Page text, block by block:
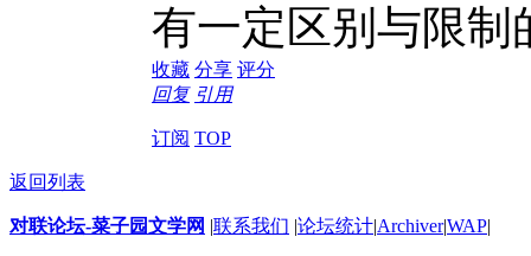
有一定区别与限制
收藏 分享 评分
回复 引用
订阅 TOP
返回列表
对联论坛-菜子园文学网 |联系我们 |论坛统计|Archiver|WAP|